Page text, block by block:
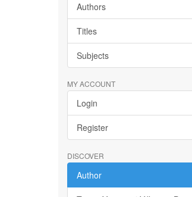
Authors
Titles
Subjects
MY ACCOUNT
Login
Register
DISCOVER
Author